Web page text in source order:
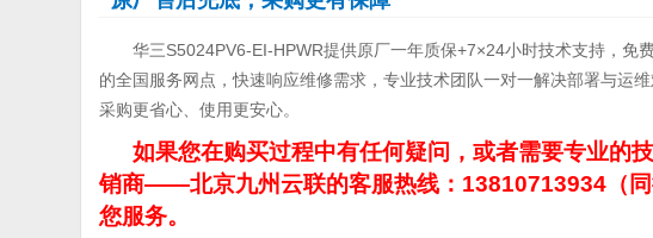
华三S5024PV6-EI-HPWR提供原厂一年质保+7×24小时技术支持，免
的全国服务网点，快速响应维修需求，专业技术团队一对一解决部署与运
采购更省心、使用更安心。
如果您在购买过程中有任何疑问，或者需要专业的
销商——北京九州云联的客服热线：13810713934（
您服务。